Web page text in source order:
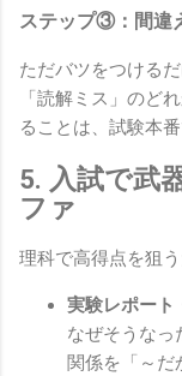
ステップ③：間違
ただバツをつける
「読解ミス」のど
ることは、試験本
5. 入試で武
ファ
理科で高得点を狙
実験レポート
なぜそうなっ
関係を「～だ